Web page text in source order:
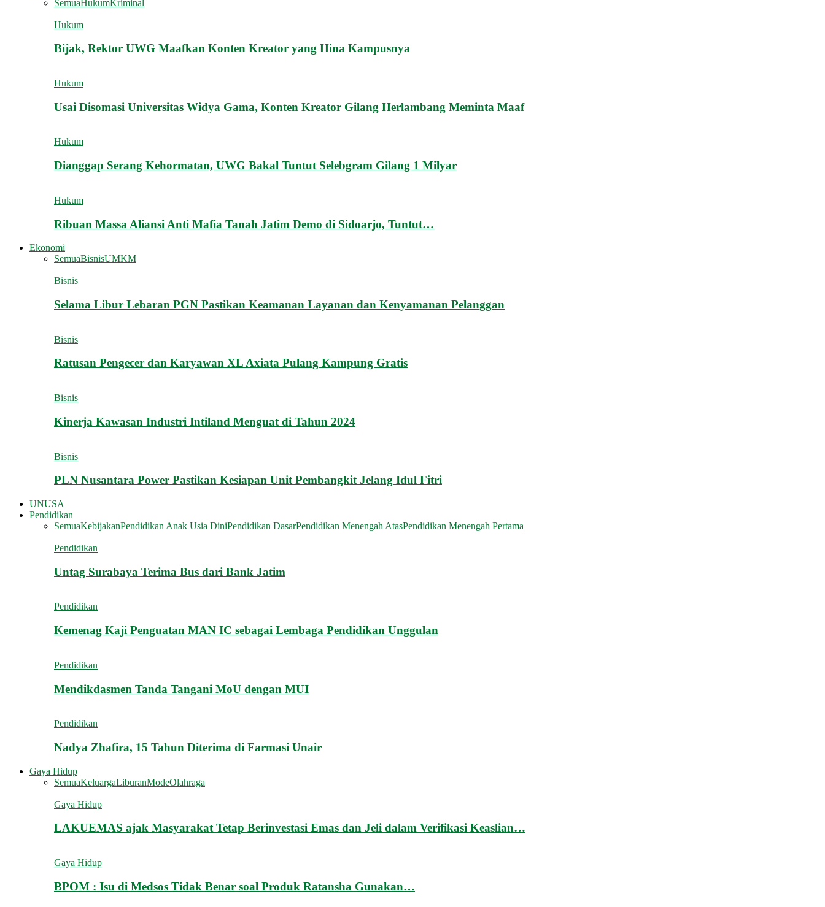
SemuaHukumKriminal
Hukum
Bijak, Rektor UWG Maafkan Konten Kreator yang Hina Kampusnya
Hukum
Usai Disomasi Universitas Widya Gama, Konten Kreator Gilang Herlambang Meminta Maaf
Hukum
Dianggap Serang Kehormatan, UWG Bakal Tuntut Selebgram Gilang 1 Milyar
Hukum
Ribuan Massa Aliansi Anti Mafia Tanah Jatim Demo di Sidoarjo, Tuntut…
Ekonomi
SemuaBisnisUMKM
Bisnis
Selama Libur Lebaran PGN Pastikan Keamanan Layanan dan Kenyamanan Pelanggan
Bisnis
Ratusan Pengecer dan Karyawan XL Axiata Pulang Kampung Gratis
Bisnis
Kinerja Kawasan Industri Intiland Menguat di Tahun 2024
Bisnis
PLN Nusantara Power Pastikan Kesiapan Unit Pembangkit Jelang Idul Fitri
UNUSA
Pendidikan
SemuaKebijakanPendidikan Anak Usia DiniPendidikan DasarPendidikan Menengah AtasPendidikan Menengah Pertama
Pendidikan
Untag Surabaya Terima Bus dari Bank Jatim
Pendidikan
Kemenag Kaji Penguatan MAN IC sebagai Lembaga Pendidikan Unggulan
Pendidikan
Mendikdasmen Tanda Tangani MoU dengan MUI
Pendidikan
Nadya Zhafira, 15 Tahun Diterima di Farmasi Unair
Gaya Hidup
SemuaKeluargaLiburanModeOlahraga
Gaya Hidup
LAKUEMAS ajak Masyarakat Tetap Berinvestasi Emas dan Jeli dalam Verifikasi Keaslian…
Gaya Hidup
BPOM : Isu di Medsos Tidak Benar soal Produk Ratansha Gunakan…